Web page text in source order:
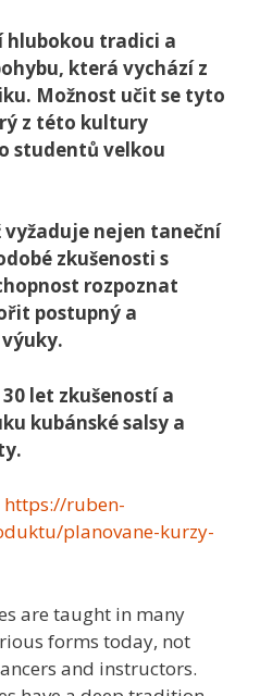
hlubokou tradici a
která vychází z
Možnost učit se tyto
z této kultury
studentů velkou
nejen taneční
zkušenosti s
rozpoznat
postupný a
let zkušeností a
kubánské salsy a
https://ruben-
planovane-kurzy-
are taught in many
forms today, not
and instructors.